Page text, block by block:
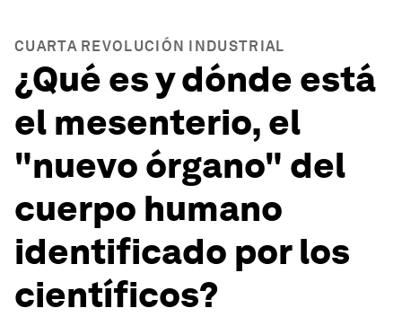
CUARTA REVOLUCIÓN INDUSTRIAL
¿Qué es y dónde está
el mesenterio, el
"nuevo órgano" del
cuerpo humano
identificado por los
científicos?